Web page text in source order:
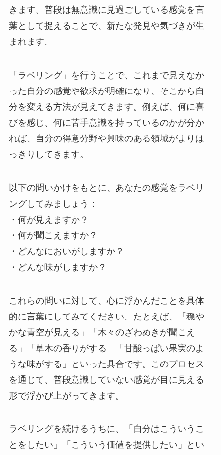
きます。普段は無意識に見過ごしている感覚を言
葉として捉えることで、新たな発見や気づきが生
まれます。
「ラベリング」を行うことで、これまで見えなか
った自分の感覚や欲求が明確になり、そこから自
分を変える方法が見えてきます。例えば、何に喜
びを感じ、何に苦手意識を持っているのかが分か
れば、自分の得意分野や興味のある領域がよりは
っきりしてきます。
以下の問いかけをもとに、あなたの感覚をラベリ
ングしてみましょう：
・何が見えますか？
・何が聞こえますか？
・どんなにおいがしますか？
・どんな味がしますか？
これらの問いに対して、心に浮かんだことを具体
的に言葉にしてみてください。たとえば、「穏や
かな青空が見える」「木々のざわめきが聞こえ
る」「草木の香りがする」「甘酸っぱい果実のよ
うな味がする」といった具合です。このプロセス
を通じて、普段意識していない感覚が目に見える
形で浮かび上がってきます。
ラベリングを続けるうちに、「自分はこういうこ
とをしたい」「こういう価値を提供したい」とい